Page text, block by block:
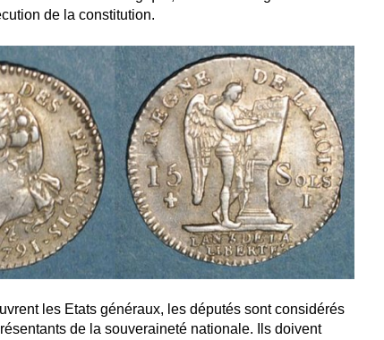
de la constitution.
les Etats généraux, les députés sont considérés
de la souveraineté nationale. Ils doivent